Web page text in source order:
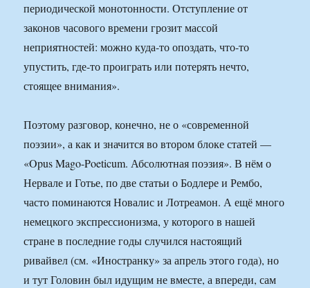
периодической монотонности. Отступление от
законов часового времени грозит массой
неприятностей: можно куда-то опоздать, что-то
упустить, где-то проиграть или потерять нечто,
стоящее внимания».
Поэтому разговор, конечно, не о «современной
поэзии», а как и значится во втором блоке статей —
«Opus Mago-Poeticum. Абсолютная поэзия». В нём о
Нервале и Готье, по две статьи о Бодлере и Рембо,
часто поминаются Новалис и Лотреамон. А ещё много
немецкого экспрессионизма, у которого в нашей
стране в последние годы случился настоящий
ривайвел (см. «Иностранку» за апрель этого года), но
и тут Головин был идущим не вместе, а впереди, сам